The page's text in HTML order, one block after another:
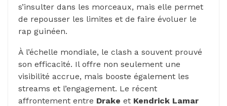
s’insulter dans les morceaux, mais elle permet
de repousser les limites et de faire évoluer le
rap guinéen.
À l’échelle mondiale, le clash a souvent prouvé
son efficacité. Il offre non seulement une
visibilité accrue, mais booste également les
streams et l’engagement. Le récent
affrontement entre Drake et Kendrick Lamar